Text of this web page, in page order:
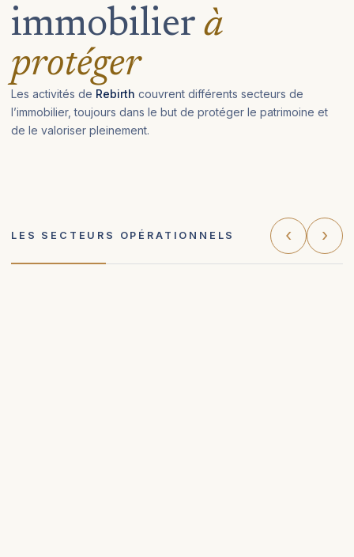
immobilier à
protéger
Les activités de Rebirth couvrent différents secteurs de
l’immobilier, toujours dans le but de protéger le patrimoine et
de le valoriser pleinement.
LES SECTEURS OPÉRATIONNELS ‹ ›